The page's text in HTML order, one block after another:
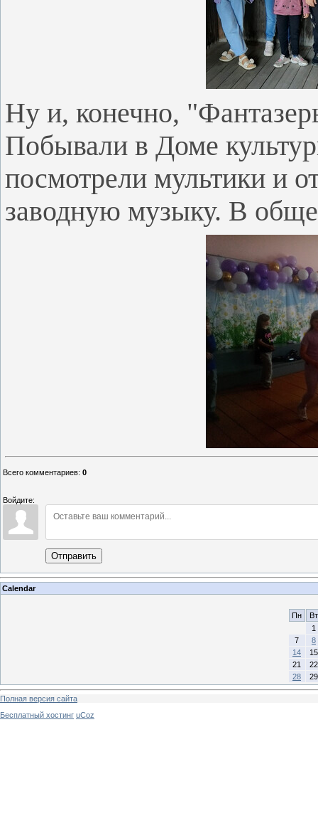
Ну и, конечно,
Побывали в Доме
посмотрели мультики и
заводную музыку. В
Всего комментариев: 0
Войдите:
Отправить
Calendar
Пн
Вт
1
7
8
14
15
21
22
28
29
Полная версия сайта
Бесплатный хостинг uCoz